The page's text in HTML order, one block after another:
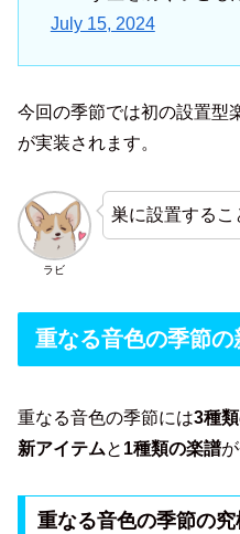
July 15, 2024
今回の季節では初の設置型
が実装されます。
ラビ
巣に設置するこ
重なる音色の季節
重なる音色の季節には3種
新アイテムと 1種類の楽譜
重なる音色の季節の